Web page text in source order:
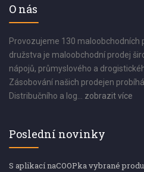
O nás
Provozujeme 130 maloobchodních
družstva je maloobchodní prodej
nápojů, průmyslového a
Zásobování našich prodejen
Distribučního a log... zobrazit více
Poslední novinky
S aplikací naCOOPka vybrané